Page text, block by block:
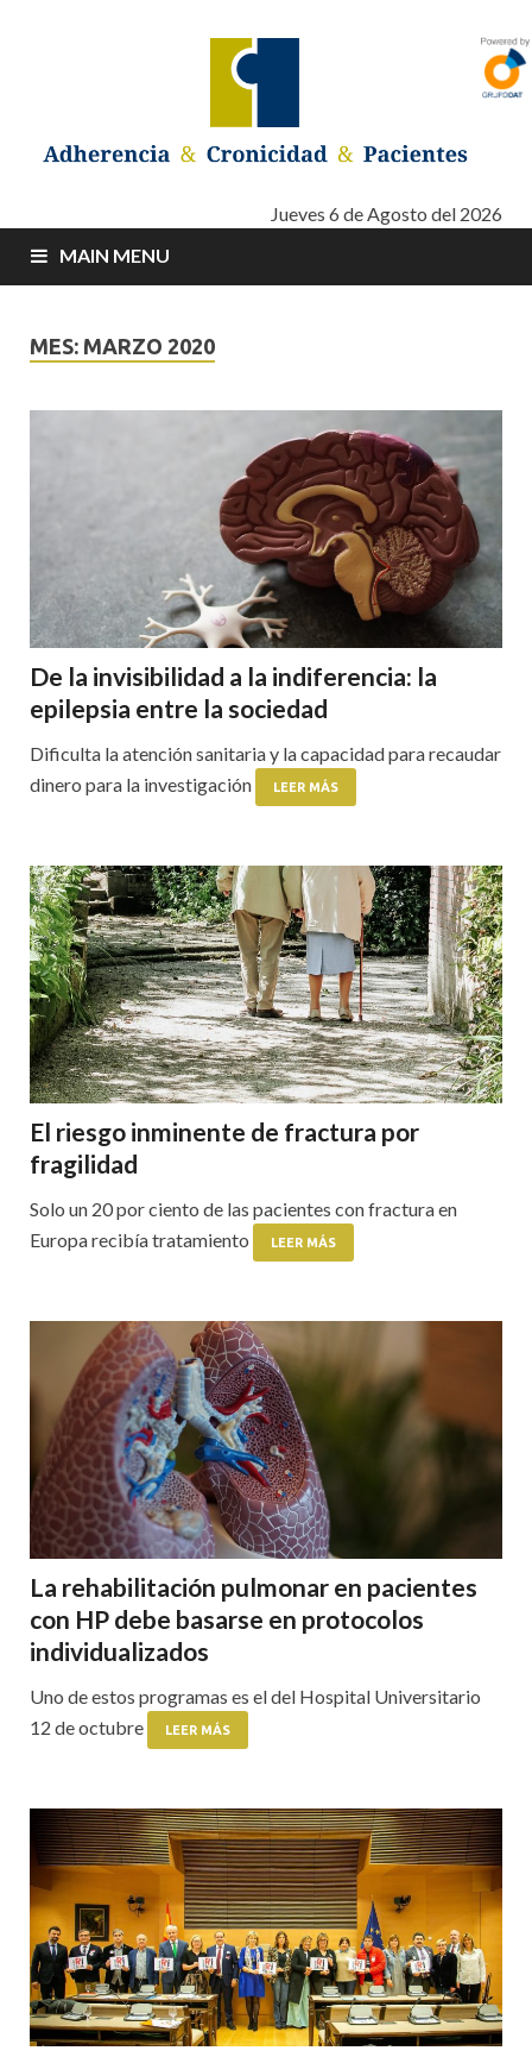
Adherencia –
Cronicidad –
Pacientes
Adherencia – Cronicidad – PacientesJueves 6 de Agosto del 2026
MAIN MENU
MES: MARZO 2020
De la invisibilidad a la indiferencia: la
epilepsia entre la sociedad
Dificulta la atención sanitaria y la capacidad para recaudar
dinero para la investigación
LEER MÁS
El riesgo inminente de fractura por
fragilidad
Solo un 20 por ciento de las pacientes con fractura en
Europa recibía tratamiento
LEER MÁS
La rehabilitación pulmonar en pacientes
con HP debe basarse en protocolos
individualizados
Uno de estos programas es el del Hospital Universitario
12 de octubre
LEER MÁS